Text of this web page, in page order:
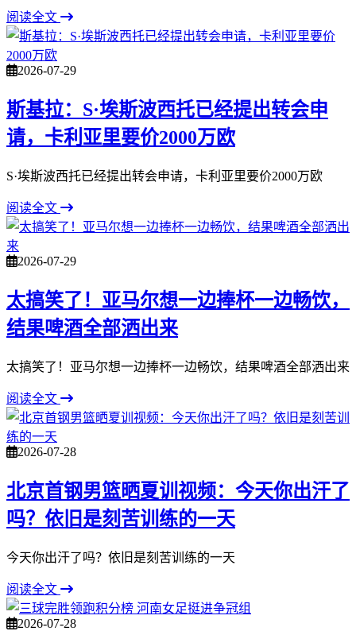
阅读全文
2026-07-29
斯基拉：S·埃斯波西托已经提出转会申
请，卡利亚里要价2000万欧
S·埃斯波西托已经提出转会申请，卡利亚里要价2000万欧
阅读全文
2026-07-29
太搞笑了！亚马尔想一边捧杯一边畅饮，
结果啤酒全部洒出来
太搞笑了！亚马尔想一边捧杯一边畅饮，结果啤酒全部洒出来
阅读全文
2026-07-28
北京首钢男篮晒夏训视频：今天你出汗了
吗？依旧是刻苦训练的一天
今天你出汗了吗？依旧是刻苦训练的一天
阅读全文
2026-07-28